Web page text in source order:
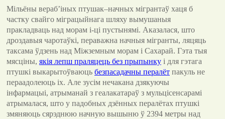
Мільёны вераб’іных птушак–начных мігрантаў хаця б
частку свайго міграцыйнага шляху вымушаныя
пракладваць над морам і-ці пустынямі. Аказалася, што
дроздавыя чаротаўкі, пераважна начныя мігранты, ляцяць
таксама ўдзень над Міжземным морам і Сахарай. Гэта тыя
мясціны, якія лепш праляцець без прыпынкуі для гэтага
птушкі выкарытоўваюць безпасадачны пералётпакуль не
пераадолеюць іх. Але зусім нечакана дзякуючы
інфармацыі, атрыманай з геалакатараў з мульцісенсарамі
атрымалася, што у падобных дзённых пералётах птушкі
змяняюць сярэднюю начную вышыню ў 2394 метры над